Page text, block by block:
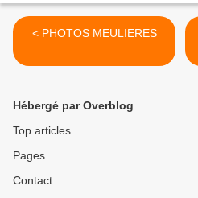
< PHOTOS MEULIERES
Hébergé par Overblog
Top articles
Pages
Contact